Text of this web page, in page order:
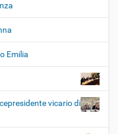
Emilia
vicario di